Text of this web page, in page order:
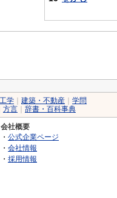
工学 建築・不動産
学問
方言 辞書・百科事典
会社概要
・ 公式企業ページ
・ 会社情報
・ 採用情報